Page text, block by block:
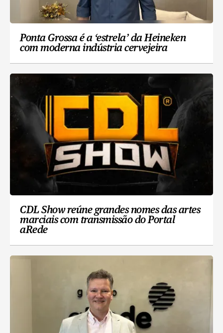
Ponta Grossa é a ‘estrela’ da Heineken
com moderna indústria cervejeira
CDL Show reúne grandes nomes das artes
marciais com transmissão do Portal
aRede